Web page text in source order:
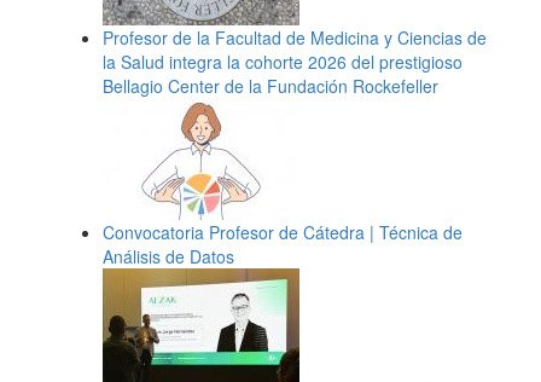
Profesor de la Facultad de Medicina y Ciencias de
la Salud integra la cohorte 2026 del prestigioso
Bellagio Center de la Fundación Rockefeller
Convocatoria Profesor de Cátedra | Técnica de
Análisis de Datos